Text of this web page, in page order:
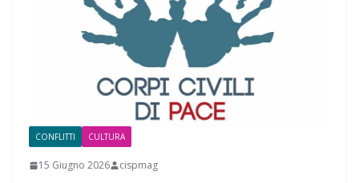
CONFLITTI CULTURA
15 Giugno 2026 cispmag